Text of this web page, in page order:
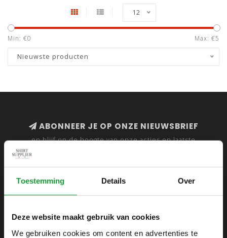
Toestemming Details Over
Deze website maakt gebruik van cookies
We gebruiken cookies om content en advertenties te
12
Min: €0 Max: €5
Nieuwste producten
ABONNEER JE OP ONZE NIEUWSBRIEF
en blijf op de hoogte van onze acties en laatste
SHIRTSUPPLIER.NL
Webshop voor mannen